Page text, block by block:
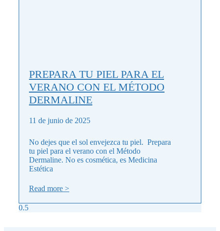
PREPARA TU PIEL PARA EL
VERANO CON EL MÉTODO
DERMALINE
11 de junio de 2025
No dejes que el sol envejezca tu piel. Prepara
tu piel para el verano con el Método
Dermaline. No es cosmética, es Medicina
Estética
Read more >